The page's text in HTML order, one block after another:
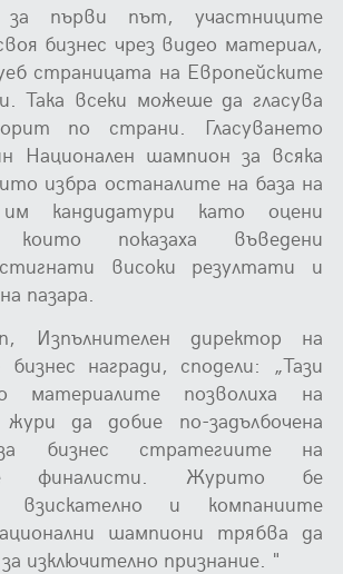
за първи път, участниците
бизнес чрез видео материал,
страницата на Европейските
Така всеки можеше да гласува
по страни. Гласуването
Национален шампион за всяка
избра останалите на база на
кандидатури като оцени
които показаха въведени
високи резултати и
пазара.
Изпълнителен директор на
бизнес награди, сподели: „Тази
материалите позволиха на
да добие по-задълбочена
бизнес стратегиите на
финалисти. Журито бе
взискателно и компаниите
шампиони трябва да
изключително признание. "